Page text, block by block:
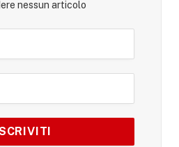
nessun articolo